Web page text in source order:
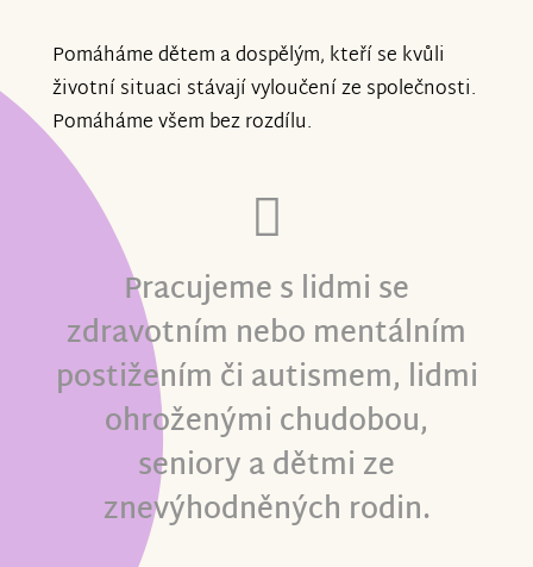
Pomáháme dětem a dospělým, kteří se kvůli
životní situaci stávají vyloučení ze společnosti.
Pomáháme všem bez rozdílu.
Pracujeme s lidmi se
zdravotním nebo mentálním
postižením či autismem, lidmi
ohroženými chudobou,
seniory a dětmi ze
znevýhodněných rodin.